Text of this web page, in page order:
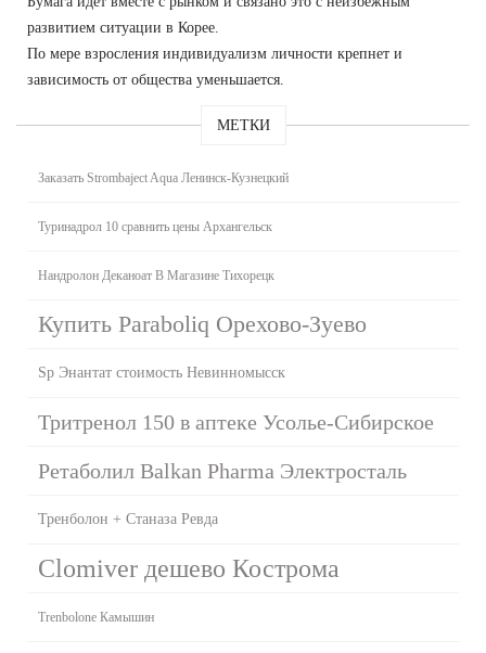
развитием ситуации в Корее.
По мере взросления индивидуализм личности крепнет и
зависимость от общества уменьшается.
МЕТКИ
Заказать Strombaject Aqua Ленинск-Кузнецкий
Туринадрол 10 сравнить цены Архангельск
Нандролон Деканоат В Магазине Тихорецк
Купить Paraboliq Орехово-Зуево
Sp Энантат стоимость Невинномысск
Тритренол 150 в аптеке Усолье-Сибирское
Ретаболил Balkan Pharma Электросталь
Тренболон + Станаза Ревда
Clomiver дешево Кострома
Trenbolone Камышин